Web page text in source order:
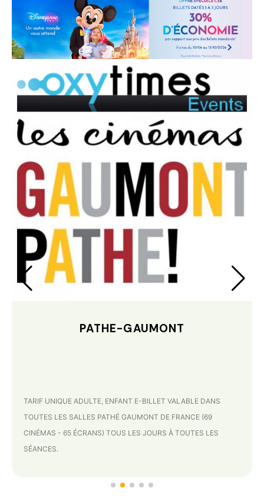
PATHE-GAUMONT
TARIF UNIQUE ADULTE, ENFANT E-BILLET VALABLE DANS
TOUTES LES SALLES PATHÉ GAUMONT DE FRANCE (69
CINÉMAS - 65 ÉCRANS) TOUS LES JOURS À TOUTES LES
SÉANCES.